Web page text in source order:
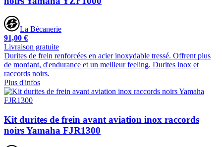
La Bécanerie
91,00 €
Livraison gratuite
Durites de frein renforcées en acier inoxydable tressé. Offrent plus
de mordant, d'endurance et un meilleur feeling. Durites inox et
raccords noirs.
Plus d'infos
Kit durites de frein avant aviation inox raccords
noirs Yamaha FJR1300